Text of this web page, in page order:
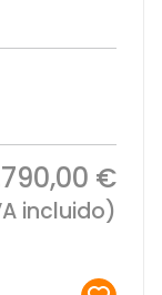
€
incluido)